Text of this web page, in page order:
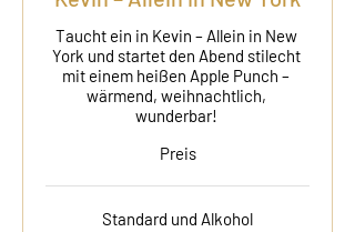
Taucht ein in Kevin – Allein in New
York und startet den Abend stilecht
mit einem heißen Apple Punch –
wärmend, weihnachtlich,
wunderbar!
Preis
Standard und Alkohol